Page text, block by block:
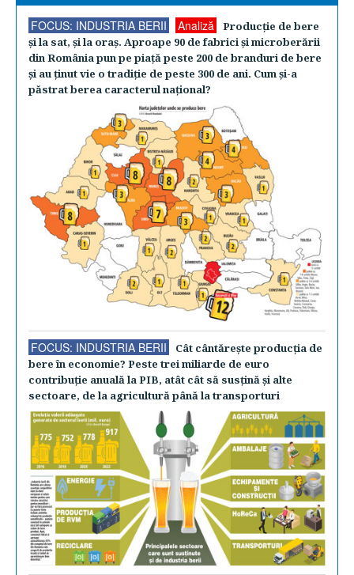
FOCUS: INDUSTRIA BERII Analiză
Producţie de bere
şi la sat, şi la oraş. Aproape 90 de fabrici şi microberării
din România pun pe piaţă peste 200 de branduri de bere
şi au ţinut vie o tradiţie de peste 300 de ani. Cum şi-a
păstrat berea caracterul naţional?
FOCUS: INDUSTRIA BERII
Cât cântăreşte producţia de
bere în economie? Peste trei miliarde de euro
contribuţie anuală la PIB, atât cât să susţină şi alte
sectoare, de la agricultură până la transporturi